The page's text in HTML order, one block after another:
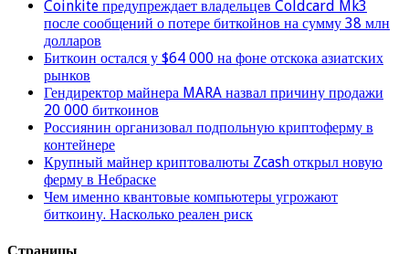
Coinkite предупреждает владельцев Coldcard Mk3
после сообщений о потере биткойнов на сумму 38 млн
долларов
Биткоин остался у $64 000 на фоне отскока азиатских
рынков
Гендиректор майнера MARA назвал причину продажи
20 000 биткоинов
Россиянин организовал подпольную криптоферму в
контейнере
Крупный майнер криптовалюты Zcash открыл новую
ферму в Небраске
Чем именно квантовые компьютеры угрожают
биткоину. Насколько реален риск